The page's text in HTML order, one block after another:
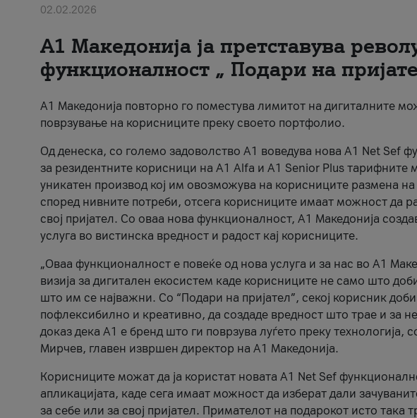
02.02.2026
А1 Македонија ја претставува
функционалност „ Подари на
А1 Македонија повторно го поместува лимитот на дигиталните
поврзување на корисниците преку своето портфолио.
Од денеска, со големо задоволство А1 воведува нова A1 Net Sef
за резидентните корисници на А1 Alfa и A1 Senior Plus тарифните
уникатен производ кој им овозможува на корисниците размена на
според нивните потреби, отсега корисниците имаат можност да
свој пријател. Со оваа нова функционалност, А1 Македонија
услуга во вистинска вредност и радост кај корисниците.
„Оваа функционалност е повеќе од нова услуга и за нас во А1
визија за дигитален екосистем каде корисниците не само што
што им се најважни. Со “Подари на пријател”, секој корисник
пофлексибилно и креативно, да создаде вредност што трае и за
доказ дека А1 е бренд што ги поврзува луѓето преку технологија,
Мирчев, главен извршен директор на А1 Македонија.
Корисниците можат да ја користат новата А1 Net Sef
апликацијата, каде сега имаат можност да изберат дали
за себе или за свој пријател. Примателот на подарокот исто